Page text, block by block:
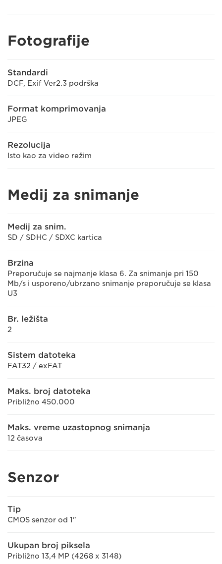
Fotografije
Standardi
DCF, Exif Ver2.3 podrška
Format komprimovanja
JPEG
Rezolucija
Isto kao za video režim
Medij za snimanje
Medij za snim.
SD / SDHC / SDXC kartica
Brzina
Preporučuje se najmanje klasa 6. Za snimanje pri 150
Mb/s i usporeno/ubrzano snimanje preporučuje se klasa
U3
Br. ležišta
2
Sistem datoteka
FAT32 / exFAT
Maks. broj datoteka
Približno 450.000
Maks. vreme uzastopnog snimanja
12 časova
Senzor
Tip
CMOS senzor od 1"
Ukupan broj piksela
Približno 13,4 MP (4268 x 3148)